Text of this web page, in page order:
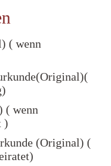
( wenn
( wenn
)
(Original) (